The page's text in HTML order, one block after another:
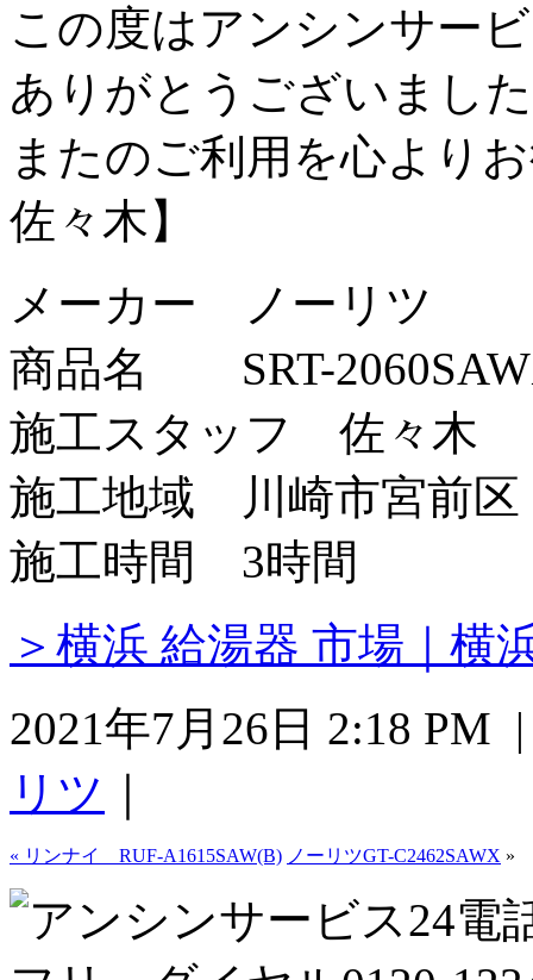
この度はアンシンサー
ありがとうございまし
またのご利用を心より
佐々木】
メーカー ノーリツ
商品名 SRT-
施工スタッフ 佐々木
施工地域 川崎市宮前区
施工時間 3時間
＞横浜 給湯器 市場｜横
2021年7月26日 2:18
リツ ｜
« リンナイ RUF-A1615SAW(B) ノーリツGT-C2462SAWX »